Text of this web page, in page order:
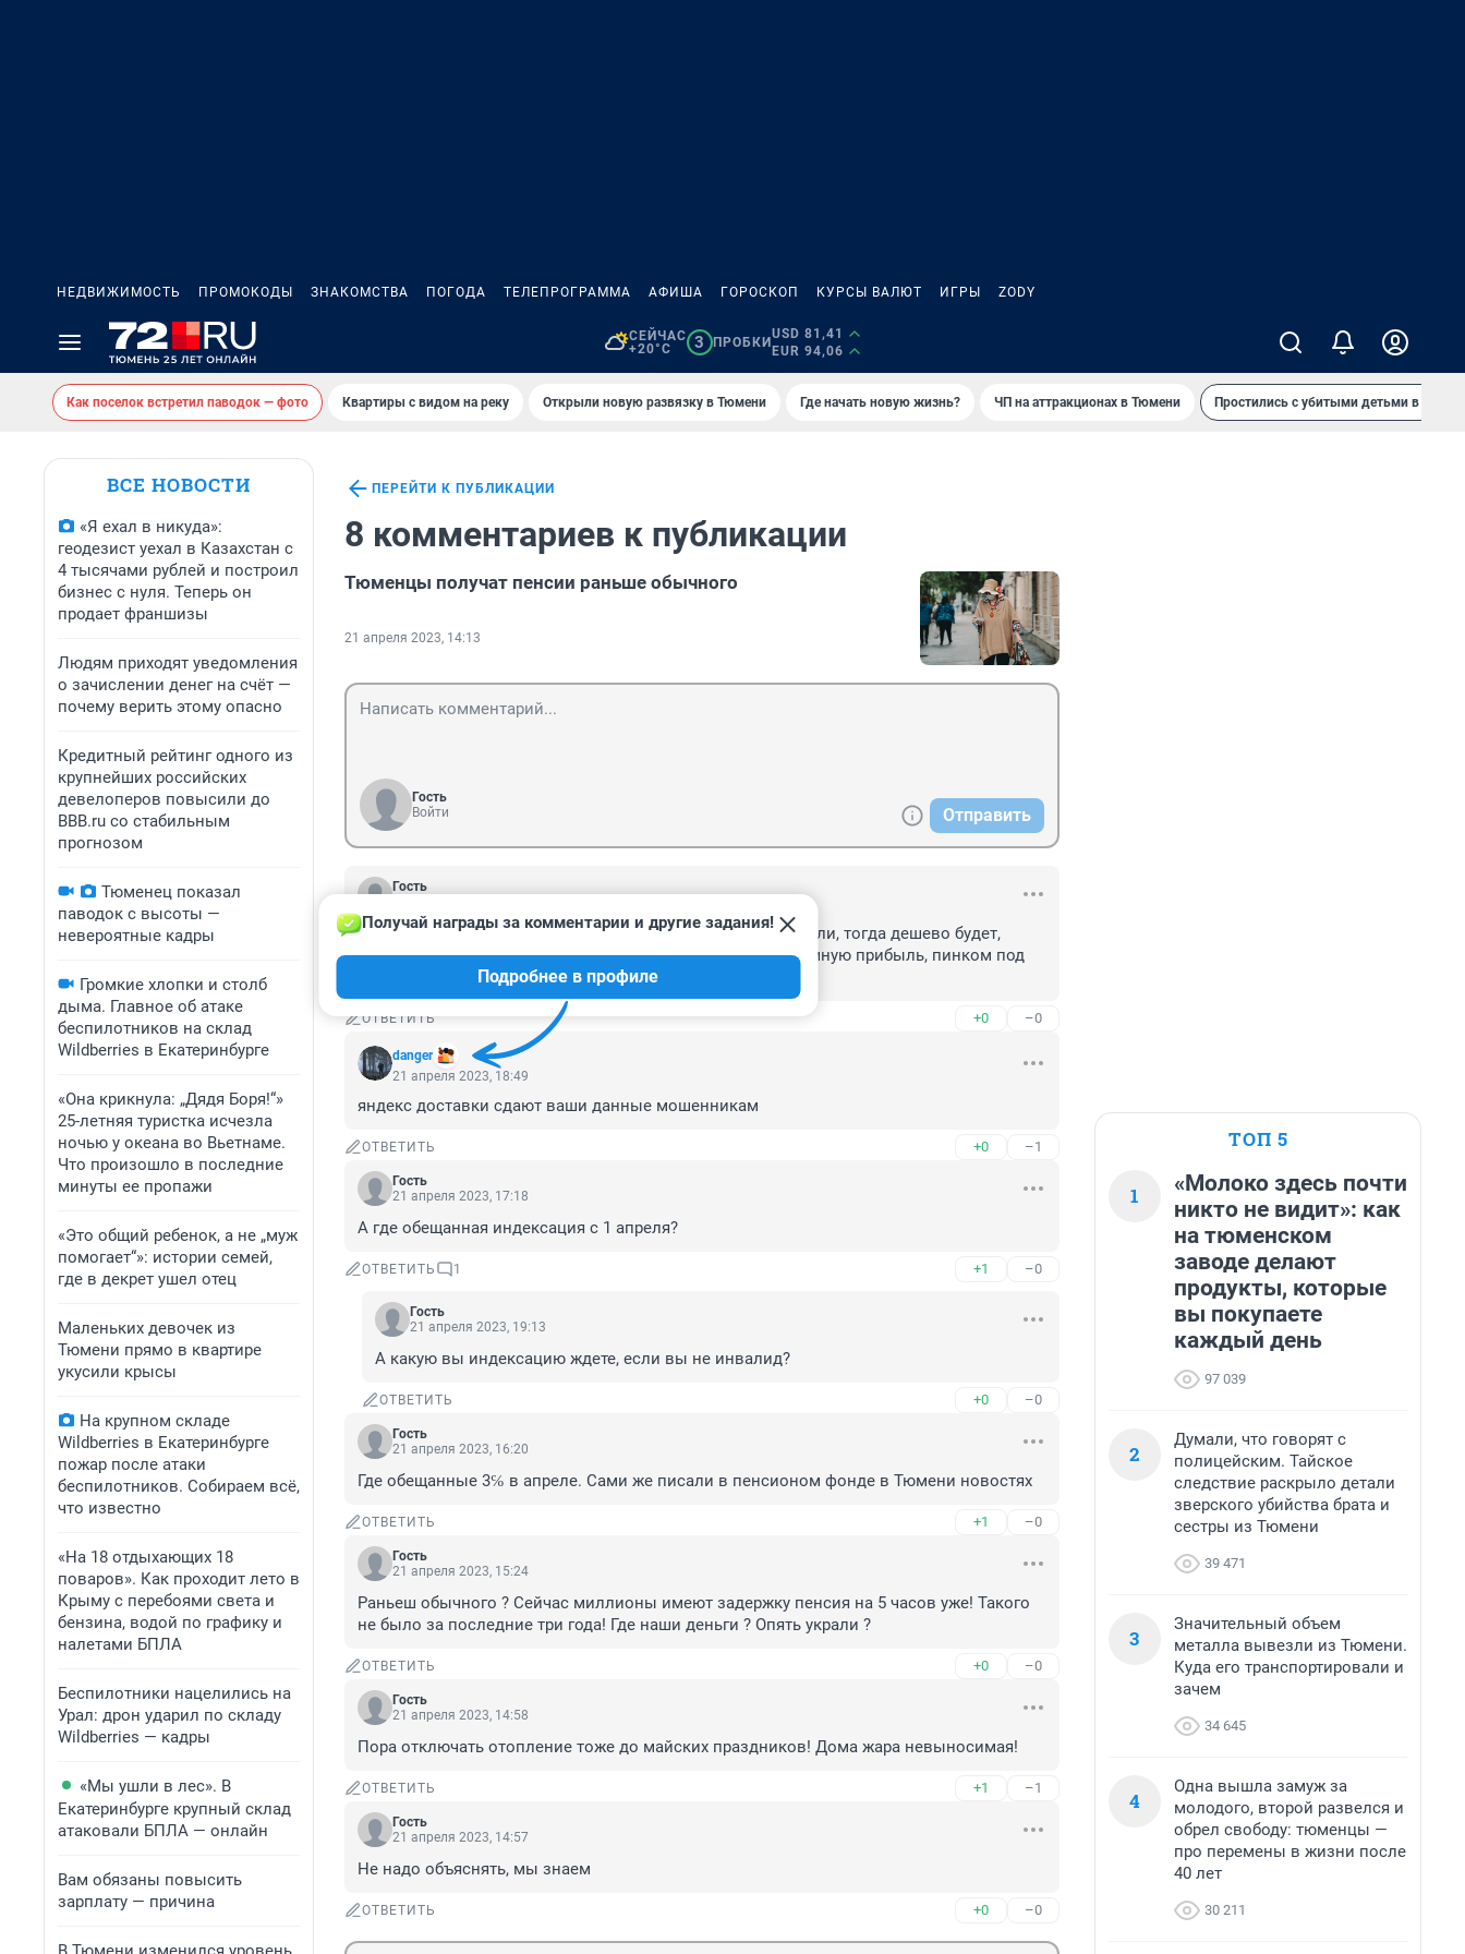
НЕДВИЖИМОСТЬ ПРОМОКОДЫ ЗНАКОМСТВА ПОГОДА ТЕЛЕПРОГРАММА АФИША ГОРОСКОП КУРСЫ ВАЛЮТ ИГРЫ ZODY
СЕЙЧАС
+20°C
3 ПРОБКИ
USD 81,41
EUR 94,06
Как поселок встретил паводок — фото Квартиры с видом на реку Открыли новую развязку в Тюмени Где начать новую жизнь? ЧП на аттракционах в Тюмени Простились с убитыми детьми в
ВСЕ НОВОСТИ
«Я ехал в никуда»:
геодезист уехал в Казахстан с
4 тысячами рублей и построил
бизнес с нуля. Теперь он
продает франшизы
Людям приходят уведомления
о зачислении денег на счёт —
почему верить этому опасно
Кредитный рейтинг одного из
крупнейших российских
девелоперов повысили до
BBB.ru со стабильным
прогнозом
Тюменец показал
паводок с высоты —
невероятные кадры
Громкие хлопки и столб
дыма. Главное об атаке
беспилотников на склад
Wildberries в Екатеринбурге
«Она крикнула: „Дядя Боря!“»
25-летняя туристка исчезла
ночью у океана во Вьетнаме.
Что произошло в последние
минуты ее пропажи
«Это общий ребенок, а не „муж
помогает“»: истории семей,
где в декрет ушел отец
Маленьких девочек из
Тюмени прямо в квартире
укусили крысы
На крупном складе
Wildberries в Екатеринбурге
пожар после атаки
беспилотников. Собираем всё,
что известно
«На 18 отдыхающих 18
поваров». Как проходит лето в
Крыму с перебоями света и
бензина, водой по графику и
налетами БПЛА
Беспилотники нацелились на
Урал: дрон ударил по складу
Wildberries — кадры
«Мы ушли в лес». В
Екатеринбурге крупный склад
атаковали БПЛА — онлайн
Вам обязаны повысить
зарплату — причина
ПЕРЕЙТИ К ПУБЛИКАЦИИ
8 комментариев к публикации
Тюменцы получат пенсии раньше обычного
21 апреля 2023, 14:13
Гость
Войти
Отправить
Гость
Надо инвесторов заморских до конца гнать с русской земли, тогда дешево будет,
инвестиции они не за спасибо же вкладывают , а за огромную прибыль, пинком под
зад из всех областей их
ОТВЕТИТЬ +0 –0
danger
Получай награды за комментарии и другие задания!
Подробнее в профиле
21 апреля 2023, 18:49
яндекс доставки сдают ваши данные мошенникам
ОТВЕТИТЬ +0 –1
Гость
21 апреля 2023, 17:18
А где обещанная индексация с 1 апреля?
ОТВЕТИТЬ 1 +1 –0
Гость
21 апреля 2023, 19:13
А какую вы индексацию ждете, если вы не инвалид?
ОТВЕТИТЬ +0 –0
Гость
21 апреля 2023, 16:20
Где обещанные 3℅ в апреле. Сами же писали в пенсионом фонде в Тюмени новостях
ОТВЕТИТЬ +1 –0
Гость
21 апреля 2023, 15:24
Раньеш обычного ? Сейчас миллионы имеют задержку пенсия на 5 часов уже! Такого
не было за последние три года! Где наши деньги ? Опять украли ?
ОТВЕТИТЬ +0 –0
Гость
21 апреля 2023, 14:58
Пора отключать отопление тоже до майских праздников! Дома жара невыносимая!
ОТВЕТИТЬ +1 –1
Гость
21 апреля 2023, 14:57
Не надо объяснять, мы знаем
ОТВЕТИТЬ +0 –0
ТОП 5
1
«Молоко здесь почти
никто не видит»: как
на тюменском
заводе делают
продукты, которые
вы покупаете
каждый день
97 039
2
Думали, что говорят с
полицейским. Тайское
следствие раскрыло детали
зверского убийства брата и
сестры из Тюмени
39 471
3
Значительный объем
металла вывезли из Тюмени.
Куда его транспортировали и
зачем
34 645
4
Одна вышла замуж за
молодого, второй развелся и
обрел свободу: тюменцы —
про перемены в жизни после
40 лет
30 211